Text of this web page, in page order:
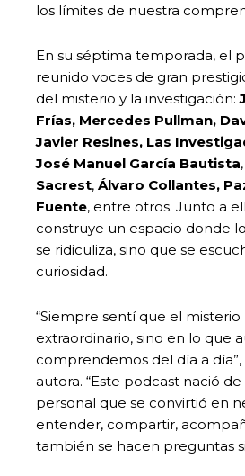
los límites de nuestra
En su séptima temporada, el
reunido voces de gran
del misterio y la investigación:
Frías, Mercedes Pullman,
Javier Resines, Las
José Manuel García Bautista,
Sacrest, Álvaro Collantes,
Fuente, entre otros. Junto a
construye un espacio donde
se ridiculiza, sino que se
curiosidad.
“Siempre sentí que el misterio
extraordinario, sino en lo que
comprendemos del día a
autora. “Este podcast nació
personal que se convirtió en
entender, compartir,
también se hacen preguntas